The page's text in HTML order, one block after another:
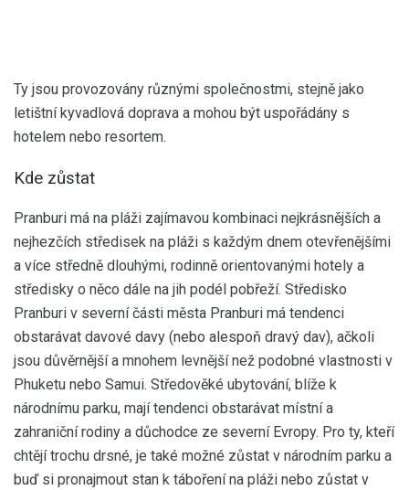
Ty jsou provozovány různými společnostmi, stejně jako
letištní kyvadlová doprava a mohou být uspořádány s
hotelem nebo resortem.
Kde zůstat
Pranburi má na pláži zajímavou kombinaci nejkrásnějších a
nejhezčích středisek na pláži s každým dnem otevřenějšími
a více středně dlouhými, rodinně orientovanými hotely a
středisky o něco dále na jih podél pobřeží. Středisko
Pranburi v severní části města Pranburi má tendenci
obstarávat davové davy (nebo alespoň dravý dav), ačkoli
jsou důvěrnější a mnohem levnější než podobné vlastnosti v
Phuketu nebo Samui. Středověké ubytování, blíže k
národnímu parku, mají tendenci obstarávat místní a
zahraniční rodiny a důchodce ze severní Evropy. Pro ty, kteří
chtějí trochu drsné, je také možné zůstat v národním parku a
buď si pronajmout stan k táboření na pláži nebo zůstat v